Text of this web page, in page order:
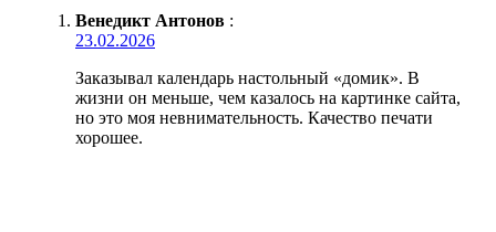
Венедикт Антонов :
23.02.2026
Заказывал календарь настольный «домик». В
жизни он меньше, чем казалось на картинке сайта,
но это моя невнимательность. Качество печати
хорошее.